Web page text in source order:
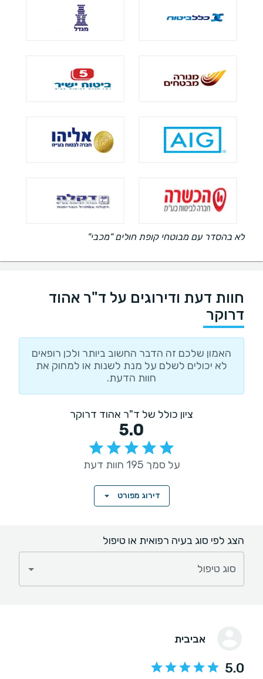
לא בהסדר עם מבוטחי קופת חולים "מכבי"
חוות דעת ודירוגים על ד"ר אהוד
דרוקר
האמון שלכם זה הדבר החשוב ביותר ולכן רופאים
לא יכולים לשלם על מנת לשנות או למחוק את
חוות הדעת.
ציון כולל של ד"ר אהוד דרוקר
5.0
על סמך 195 חוות דעת
דירוג מפורט
הצג לפי סוג בעיה רפואית או טיפול
סוג טיפול
אביבית
5.0